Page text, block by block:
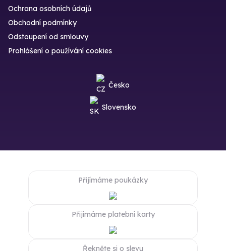
Ochrana osobních údajů
Obchodní podmínky
Odstoupení od smlouvy
Prohlášení o používání cookies
Česko
Slovensko
Přijímáme poukázky
Přijímáme platební karty
Řekněte si o slevu